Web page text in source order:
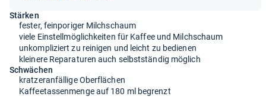
Stärken
fester, feinporiger Milchschaum
viele Einstellmöglichkeiten für Kaffee und Milchschaum
unkompliziert zu reinigen und leicht zu bedienen
kleinere Reparaturen auch selbstständig möglich
Schwächen
kratzeranfällige Oberflächen
Kaffeetassenmenge auf 180 ml begrenzt